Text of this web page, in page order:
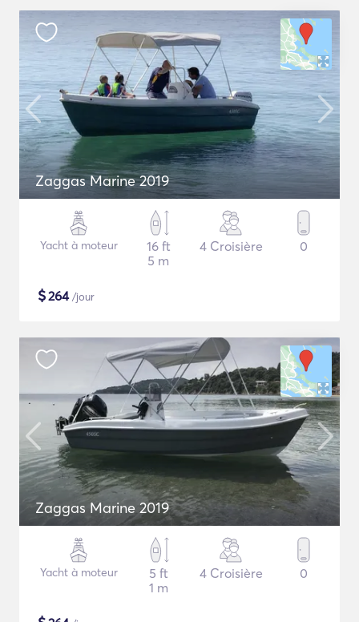
Zaggas Marine 2019
Yacht à moteur
16 ft
5 m
4 Croisière 0
$264/jour
Zaggas Marine 2019
Yacht à moteur
5 ft
1 m
4 Croisière 0